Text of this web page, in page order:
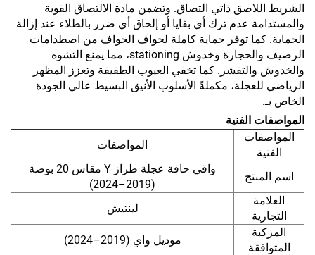
الشريط اللاصق ذاتي التصاق. وتضمن مادة الالتصاق القوية
والمستدامة عدم ترك أي بقايا أو إلحاق أي ضرر بالطلاء عند إزالة
الحماية. كما توفر حماية كاملة لحواف الحواف من اصطدامات
الرصيف والحجارة وخدوش stationing، مما يمنع التشوه
والخدوش والتقشر. كما تخفي العيوب الطفيفة وتعزز المظهر
الرياضي للعجلة، مكملةً الأسلوب الأنيق البسيط عالي الجودة
الخاص بـ.
المواصفات الفنية
المواصفات
الفنية
المواصفات
اسم المنتج
واقي حافة عجلة طراز Y مقاس 20 بوصة
(2019–2024)
العلامة
التجارية
لينتيش
المركبة
المتوافقة
موديل واي (2019–2024)